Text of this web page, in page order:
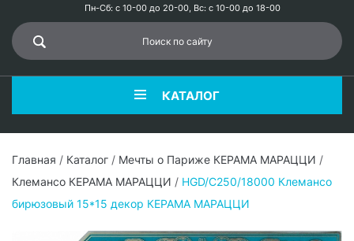
Пн-Сб: с 10-00 до 20-00, Вс: с 10-00 до 18-00
КАТАЛОГ
Главная / Каталог / Мечты о Париже КЕРАМА МАРАЦЦИ /
Клемансо КЕРАМА МАРАЦЦИ / HGD/C250/18000 Клемансо
бирюзовый 15*15 декор КЕРАМА МАРАЦЦИ